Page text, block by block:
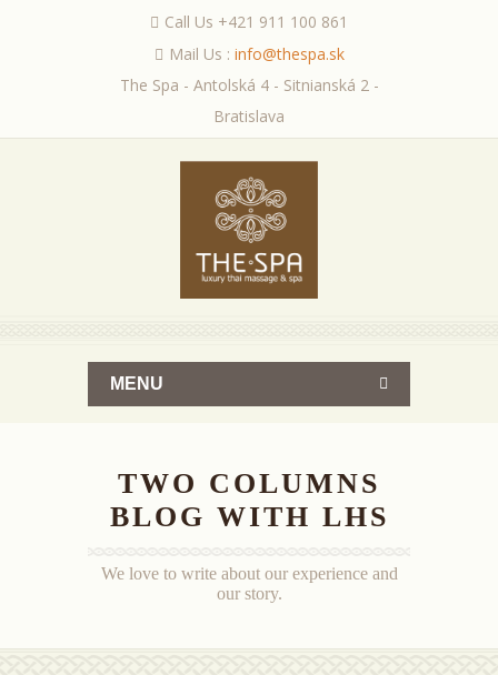
Call Us +421 911 100 861
Mail Us : info@thespa.sk
The Spa - Antolská 4 - Sitnianská 2 -
Bratislava
MENU
TWO COLUMNS
BLOG WITH LHS
We love to write about our experience and
our story.